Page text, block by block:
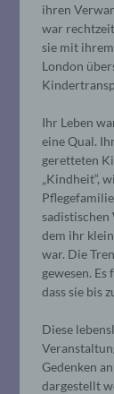
ihren
war
sie mit ihrem
London
Ihr Leben
eine Qual.
geretteten
„Kindheit“,
dem ihr
war. Die
gewesen.
dass sie bis
Diese
Gedenken
dargestellt